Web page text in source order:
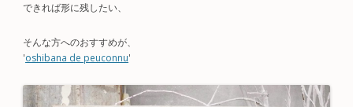
できれば形に残したい、
そんな方へのおすすめが、
'oshibana de peuconnu'